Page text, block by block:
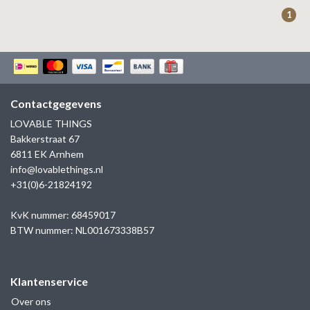
KAPTEN & SON
1
Contactgegevens
LOVABLE THINGS
Bakkerstraat 67
6811 EK Arnhem
info@lovablethings.nl
+31(0)6-21824192
KvK nummer: 68459017
BTW nummer: NL001673338B57
Klantenservice
Over ons